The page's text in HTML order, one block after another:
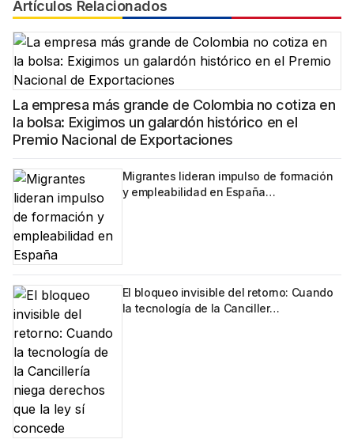
Artículos Relacionados
La empresa más grande de Colombia no cotiza en
la bolsa: Exigimos un galardón histórico en el
Premio Nacional de Exportaciones
Migrantes lideran impulso de formación
y empleabilidad en España…
El bloqueo invisible del retorno: Cuando
la tecnología de la Canciller…